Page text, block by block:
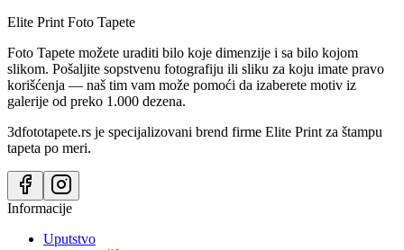
Elite Print Foto Tapete
Foto Tapete možete uraditi bilo koje dimenzije i sa bilo kojom
slikom. Pošaljite sopstvenu fotografiju ili sliku za koju imate pravo
korišćenja — naš tim vam može pomoći da izaberete motiv iz
galerije od preko 1.000 dezena.
3dfototapete.rs je specijalizovani brend firme Elite Print za štampu
tapeta po meri.
Informacije
Uputstvo